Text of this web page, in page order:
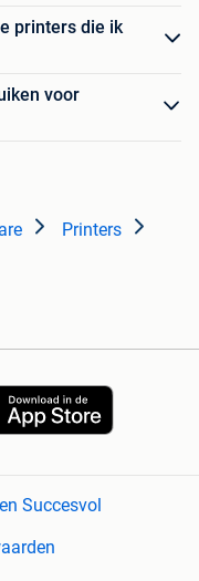
printers die ik
voor
Printers
Succesvol